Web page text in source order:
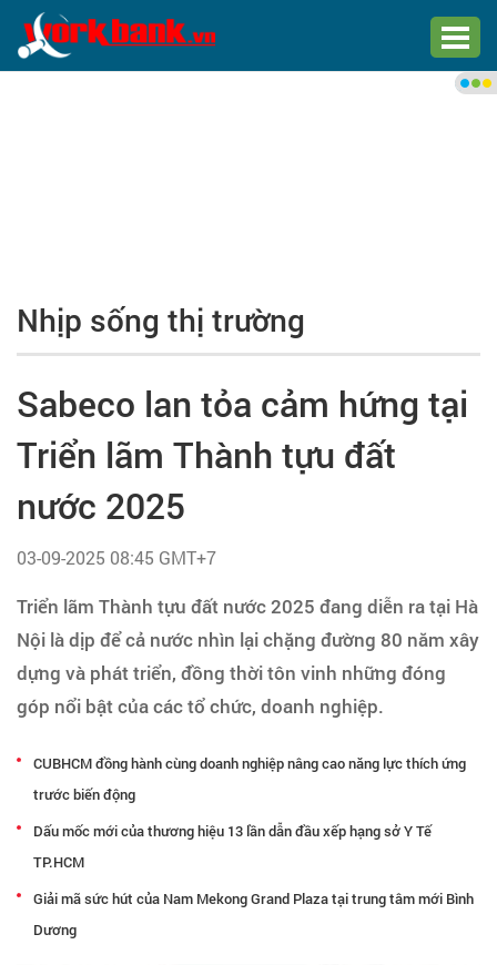
Trang chủ
Tìm việc làm
Tạo hồ sơ
Cẩm nang việc làm
Bạn cần tuyển người
Nhà tuyển dụng
Nhịp sống thị trường
Sabeco lan tỏa cảm hứng tại
Triển lãm Thành tựu đất
nước 2025
03-09-2025 08:45 GMT+7
Triển lãm Thành tựu đất nước 2025 đang diễn ra tại Hà
Nội là dịp để cả nước nhìn lại chặng đường 80 năm xây
dựng và phát triển, đồng thời tôn vinh những đóng
góp nổi bật của các tổ chức, doanh nghiệp.
CUBHCM đồng hành cùng doanh nghiệp nâng cao năng lực thích ứng
trước biến động
Dấu mốc mới của thương hiệu 13 lần dẫn đầu xếp hạng sở Y Tế
TP.HCM
Giải mã sức hút của Nam Mekong Grand Plaza tại trung tâm mới Bình
Dương